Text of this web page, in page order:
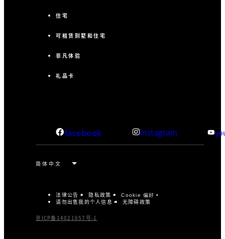
住宅
可租赁别墅和住宅
非凡体验
礼品卡
facebook instagram
法律公告 隐私政策 Cookie 偏好
请勿出售我的个人信息 无障碍政策
京ICP备14021657号-1